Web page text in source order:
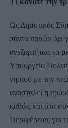
Τι κάνατε την
Ως Δημοτικός
πάντα παρών όχι
ανεξαρτήτως τα
Υπουργείο
νησιού με την
ανασταλεί η
καθώς και στα
Περιφέρειας